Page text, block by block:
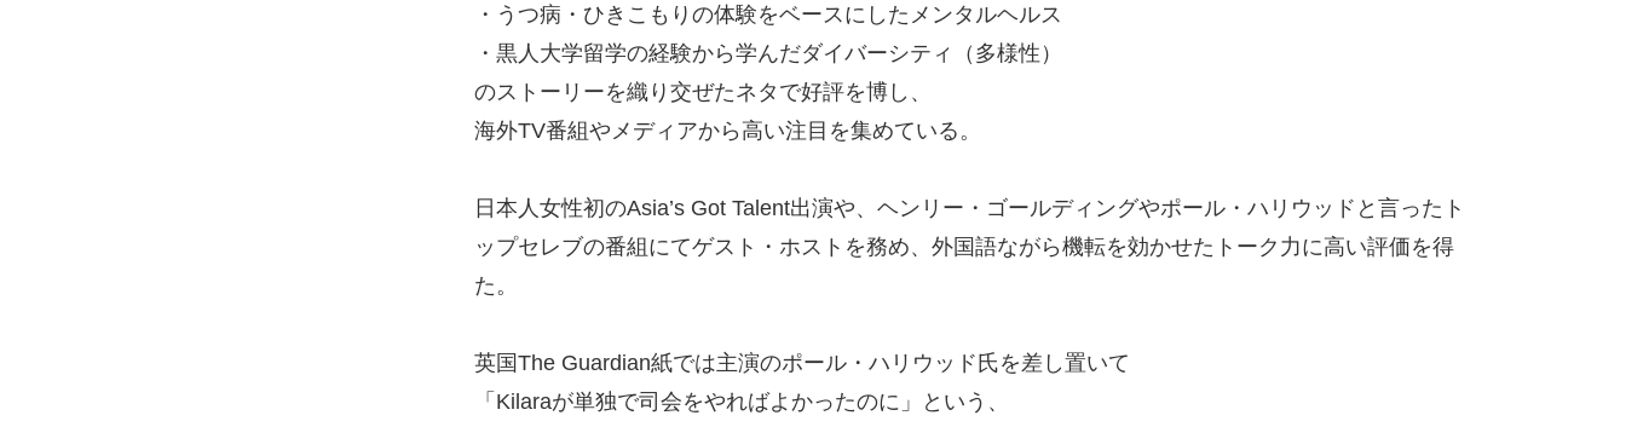
・うつ病・ひきこもりの体験をベースにしたメンタルヘルス
・黒人大学留学の経験から学んだダイバーシティ（多様性）
のストーリーを織り交ぜたネタで好評を博し、
海外TV番組やメディアから高い注目を集めている。
日本人女性初のAsia’s Got Talent出演や、ヘンリー・ゴールディングやポール・ハリウッドと言ったト
ップセレブの番組にてゲスト・ホストを務め、外国語ながら機転を効かせたトーク力に高い評価を得
た。
英国The Guardian紙では主演のポール・ハリウッド氏を差し置いて
「Kilaraが単独で司会をやればよかったのに」という、